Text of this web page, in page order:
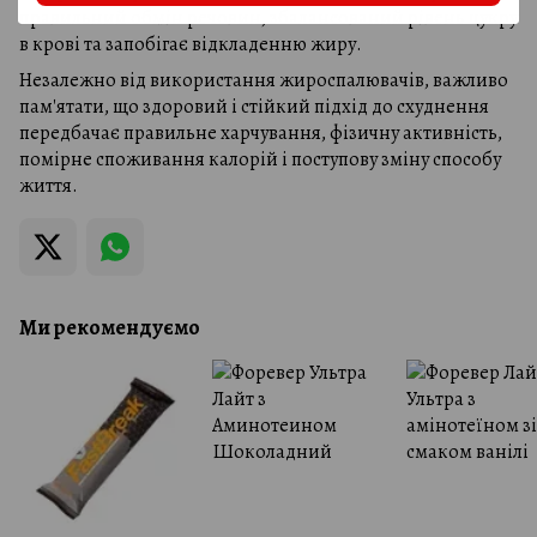
правильний обмін речовин, збалансований рівень цукру
в крові та запобігає відкладенню жиру.
Незалежно від використання жироспалювачів, важливо
пам'ятати, що здоровий і стійкий підхід до схуднення
передбачає правильне харчування, фізичну активність,
помірне споживання калорій і поступову зміну способу
життя.
Ми рекомендуємо